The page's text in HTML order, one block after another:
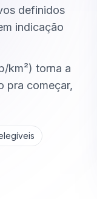
definidos
indicação
km²) torna a
pra começar,